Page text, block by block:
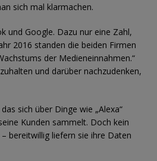
sich mal klarmachen.
und Google. Dazu nur eine Zahl,
2016 standen die beiden Firmen
der Medieneinnahmen.“
und darüber nachzudenken,
sich über Dinge wie „Alexa“
Kunden sammelt. Doch kein
bereitwillig liefern sie ihre Daten